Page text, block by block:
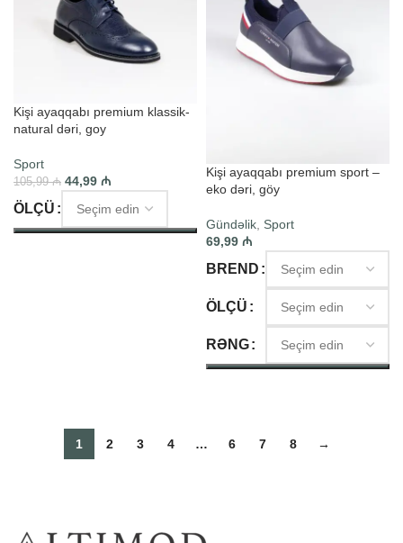
Kişi ayaqqabı premium klassik-
natural dəri, goy
Sport
105,99₼ 44,99 ₼
ÖLÇÜ
Kişi ayaqqabı premium sport –
eko dəri, göy
Gündəlik Sport
69,99 ₼
BREND
ÖLÇÜ
RƏNG
1 2 3 4 … 6 7 8 →